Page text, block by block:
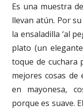
Es una muestra
llevan atún. Por
la ensaladilla ‘al
plato (un
toque de cuchara
mejores cosas de
en mayonesa,
porque es suave.